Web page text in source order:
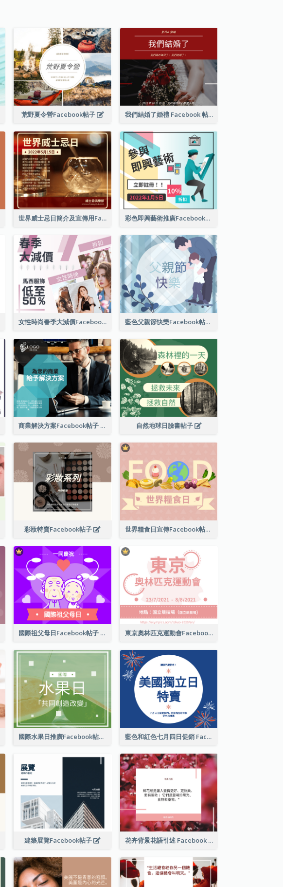
荒野夏令營Facebook帖子 我們結婚了婚禮 Facebook 帖子
世界威士忌日簡介及宣傳用Facebook帖子 彩色即興藝術推廣Facebook帖子
女性時尚春季大減價Facebook帖子 藍色父親節快樂Facebook帖子
商業解決方案Facebook帖子 自然地球日臉書帖子
彩妝特賣Facebook帖子 世界糧食日宣傳Facebook帖子
國際祖父母日Facebook帖子 東京奧林匹克運動會Facebook帖子
國際水果日推廣Facebook帖子 藍色和紅色七月四日促銷 Facebook 帖子
建築展覽Facebook帖子 花卉背景花語引述 Facebook 帖子